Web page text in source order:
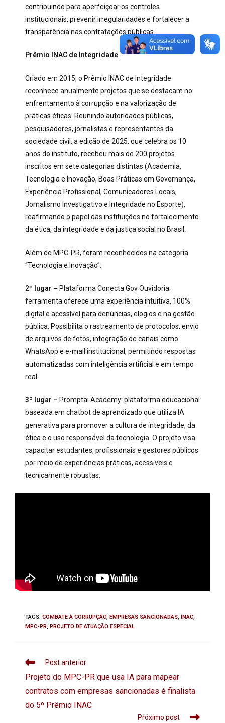
contribuindo para aperfeiçoar os controles
institucionais, prevenir irregularidades e fortalecer a
transparência nas contratações públicas.
Prêmio INAC de Integridade
Criado em 2015, o Prêmio INAC de Integridade
reconhece anualmente projetos que se destacam no
enfrentamento à corrupção e na valorização de
práticas éticas. Reunindo autoridades públicas,
pesquisadores, jornalistas e representantes da
sociedade civil, a edição de 2025, que celebra os 10
anos do instituto, recebeu mais de 200 projetos
inscritos em sete categorias distintas (Academia,
Tecnologia e Inovação, Boas Práticas em Governança,
Experiência Profissional, Comunicadores Locais,
Jornalismo Investigativo e Integridade no Esporte),
reafirmando o papel das instituições no fortalecimento
da ética, da integridade e da justiça social no Brasil.
Além do MPC-PR, foram reconhecidos na categoria
“Tecnologia e Inovação”:
2º lugar – Plataforma Conecta Gov Ouvidoria:
ferramenta oferece uma experiência intuitiva, 100%
digital e acessível para denúncias, elogios e na gestão
pública. Possibilita o rastreamento de protocolos, envio
de arquivos de fotos, integração de canais como
WhatsApp e e-mail institucional, permitindo respostas
automatizadas com inteligência artificial e em tempo
real.
3º lugar – Promptai Academy: plataforma educacional
baseada em chatbot de aprendizado que utiliza IA
generativa para promover a cultura de integridade, da
ética e o uso responsável da tecnologia. O projeto visa
capacitar estudantes, profissionais e gestores públicos
por meio de experiências práticas, acessíveis e
tecnicamente robustas.
TAGS: COMBATE À CORRUPÇÃO, EMPRESAS SANCIONADAS, INAC,
MPC-PR, PROJETO DE ATUAÇÃO ESPECIAL
Post anterior
Projeto do MPC-PR que usa IA para mapear
contratos com empresas sancionadas é finalista
do 5º Prêmio INAC
Próximo post